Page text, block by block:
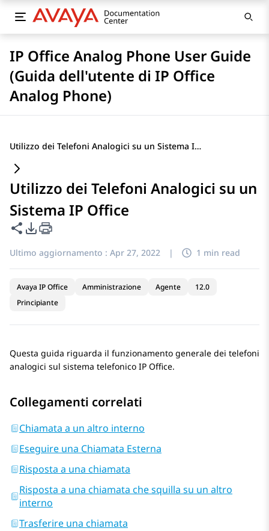
IP Office Analog Phone User Guide
(Guida dell'utente di IP Office
Analog Phone)
Utilizzo dei Telefoni Analogici su un Sistema IP Office
Utilizzo dei Telefoni Analogici su un
Sistema IP Office
Condividi questa pagina
Opzioni di esportazione PDF
Ultimo aggiornamento : Apr 27, 2022 | 1 min read
Avaya IP Office Amministrazione Agente
12.0
Principiante
Questa guida riguarda il funzionamento generale dei telefoni
analogici sul sistema telefonico IP Office.
Collegamenti correlati
Chiamata a un altro interno
Eseguire una Chiamata Esterna
Risposta a una chiamata
Risposta a una chiamata che squilla su un altro
interno
Trasferire una chiamata